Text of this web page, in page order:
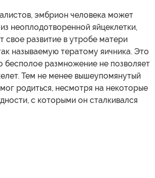
эмбрион человека может
неоплодотворенной яйцеклетки,
свое развитие в утробе матери
называемую тератому яичника. Это
бесполое размножение не позволяет
Тем не менее вышеупомянутый
родиться, несмотря на некоторые
с которыми он сталкивался